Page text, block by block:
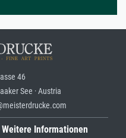
46
See · Austria
Weitere Informationen